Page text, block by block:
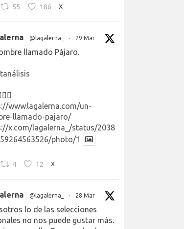
55 186 X
@lagalerna_ · 29 Mar
llamado Pájaro.
www.lagalerna.com/un-
llamado-pajaro/
x.com/lagalerna_/status/2038
photo/1
4 12 X
@lagalerna_ · 28 Mar
lo de las selecciones
no nos puede gustar más.